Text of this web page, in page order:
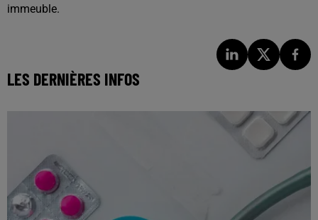
immeuble.
LES DERNIÈRES INFOS